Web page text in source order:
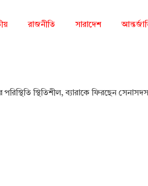
রাজনীতি সারাদেশ
পরিস্থিতি স্থিতিশীল, ব্যারাকে ফিরছেন